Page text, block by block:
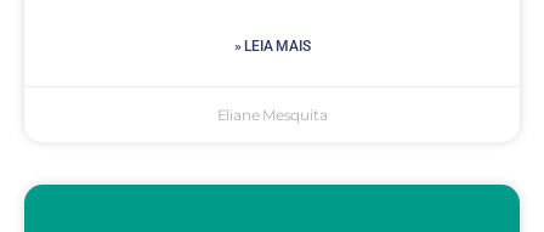
» LEIA MAIS
Eliane Mesquita